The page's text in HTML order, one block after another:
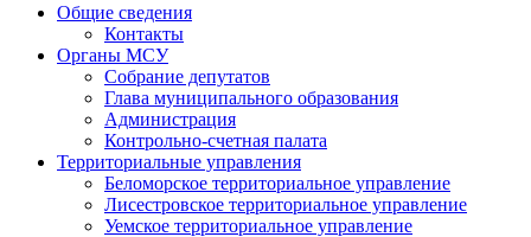
Общие сведения
Контакты
Органы МСУ
Собрание депутатов
Глава муниципального образования
Администрация
Контрольно-счетная палата
Территориальные управления
Беломорское территориальное управление
Лисестровское территориальное управление
Уемское территориальное управление